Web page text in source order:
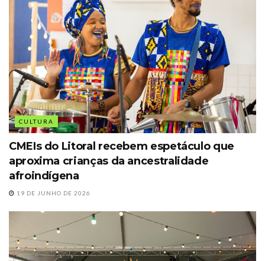
CULTURA
CMEIs do Litoral recebem espetáculo que
aproxima crianças da ancestralidade
afroindígena
19 DE JUNHO DE 2026